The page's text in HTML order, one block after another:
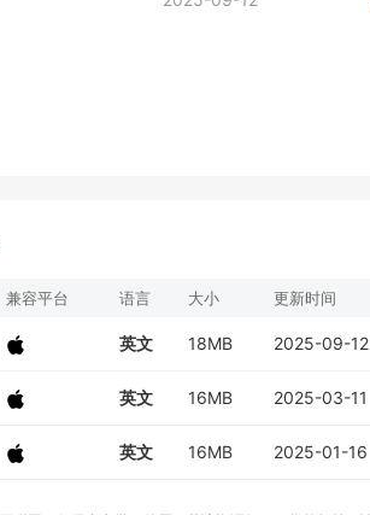
兼容平台 语言 大小 更新时间
英文 18MB 2025-09-12
英文 16MB 2025-03-11
英文 16MB 2025-01-16